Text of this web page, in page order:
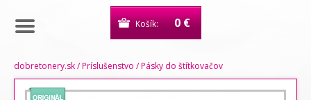
Košík: 0 €
dobretonery.sk/Príslušenstvo /Pásky do štítkovačov